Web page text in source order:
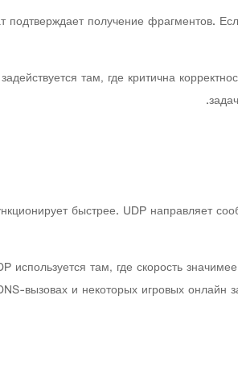
подтверждает получение фрагментов.
там, где критична
быстрее. UDP направляет
используется там, где скорость
вызовах и некоторых игровых онлайн